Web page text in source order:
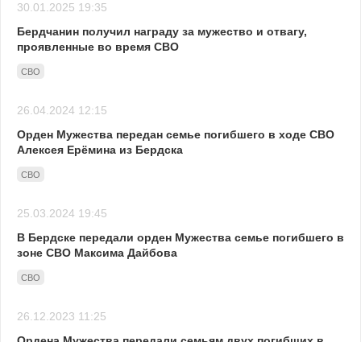
30.01.2025 19:35
Бердчанин получил награду за мужество и отвагу,
проявленные во время СВО
СВО
26.04.2024 12:15
Орден Мужества передан семье погибшего в ходе СВО
Алексея Ерёмина из Бердска
СВО
25.03.2024 19:45
В Бердске передали орден Мужества семье погибшего в
зоне СВО Максима Дайбова
СВО
26.12.2023 11:25